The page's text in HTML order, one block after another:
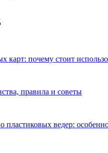
карт: почему стоит
правила и советы
пластиковых ведер: